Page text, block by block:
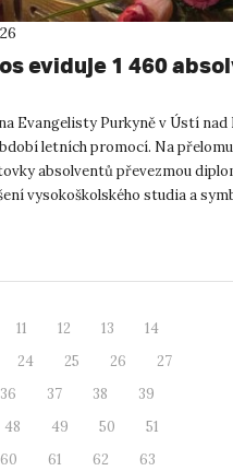
eviduje 1 460
Evangelisty Purkyně v Ústí nad
letních promocí. Na
absolventů převezmou
vysokoškolského studia a
11 12 13
14
24 25 26
27
36 37 38
39
48 49 50
51
60 61 62
63